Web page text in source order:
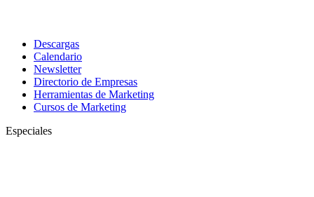
Descargas
Calendario
Newsletter
Directorio de Empresas
Herramientas de Marketing
Cursos de Marketing
Especiales